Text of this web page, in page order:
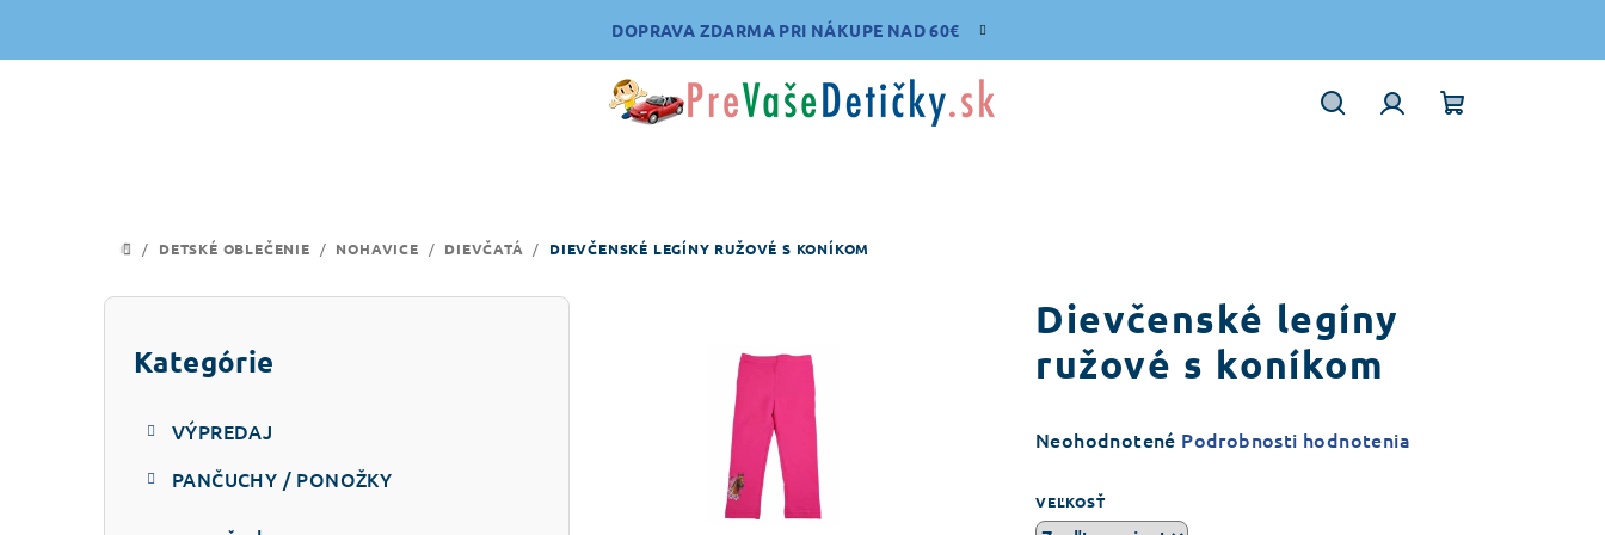
DOPRAVA ZDARMA PRI NÁKUPE NAD 60€
DOMOV
/ DETSKÉ OBLEČENIE / NOHAVICE / DIEVČATÁ / DIEVČENSKÉ LEGÍNY RUŽOVÉ S KONÍKOM
B
Preskočiť
Kategórie
VÝPREDAJ
PANČUCHY / PONOŽKY
Dievčenské legíny
ružové s koníkom
Priemerné
produktu
je
Neohodnotené Podrobnosti hodnotenia
VEĽKOSŤ